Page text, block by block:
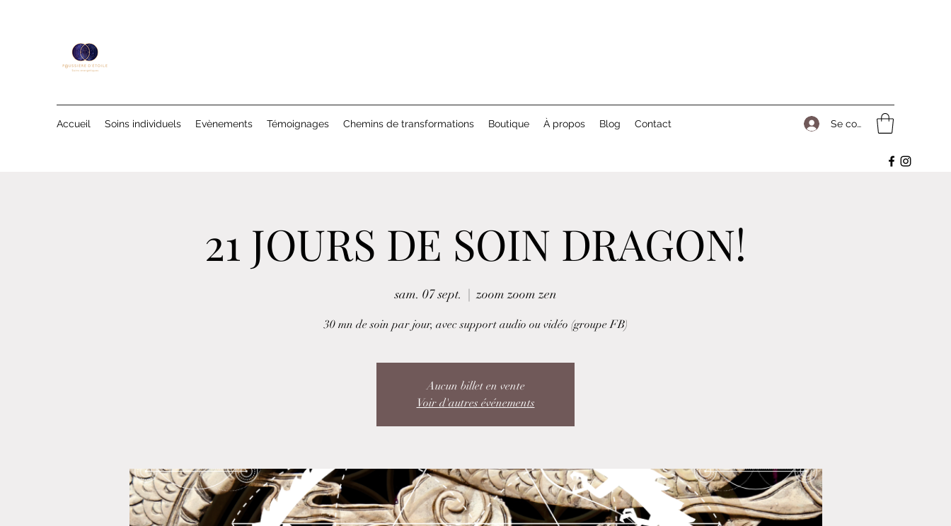
Accueil Soins individuels Evènements Témoignages Chemins de transformations Boutique À propos Blog Contact Se connecter
21 JOURS DE SOIN DRAGON!
sam. 07 sept.
  |
zoom zoom zen
30 mn de soin par jour, avec support audio ou vidéo (groupe FB)
Aucun billet en vente
Voir d'autres événements